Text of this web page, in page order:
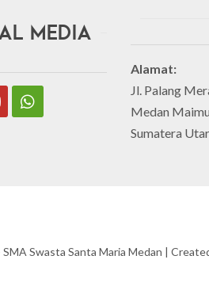
Media
Alamat:
Jl. Palang
Medan
Sumatera
Swasta Santa Maria Medan |